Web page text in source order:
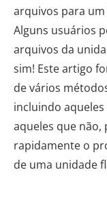
arquivos para um
Alguns usuários
arquivos da
sim! Este artigo
de vários
incluindo
aqueles que não,
rapidamente o
de uma unidade